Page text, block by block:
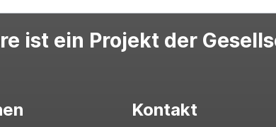
ist ein Projekt der
Kontakt